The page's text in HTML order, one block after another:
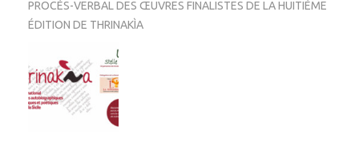
PROCÈS-VERBAL DES ŒUVRES FINALISTES DE LA HUITIÈME
ÉDITION DE THRINAKÌA